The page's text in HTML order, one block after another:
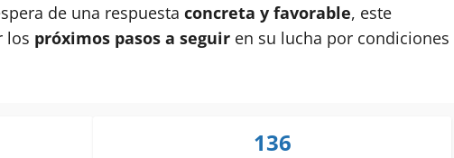
de una respuesta concreta y favorable, este
los próximos pasos a seguir en su lucha por condiciones
136